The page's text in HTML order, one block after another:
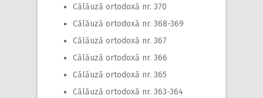
Călăuză ortodoxă nr. 370
Călăuză ortodoxă nr. 368-369
Călăuză ortodoxă nr. 367
Călăuză ortodoxă nr. 366
Călăuză ortodoxă nr. 365
Călăuză ortodoxă nr. 363-364